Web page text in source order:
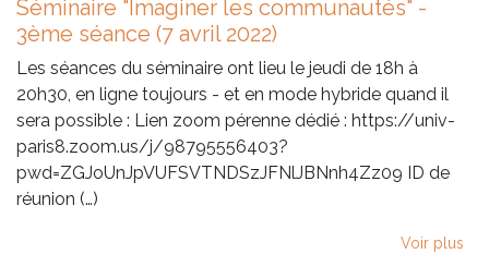
Séminaire "Imaginer les communautés" -
3ème séance (7 avril 2022)
Les séances du séminaire ont lieu le jeudi de 18h à
20h30, en ligne toujours - et en mode hybride quand il
sera possible : Lien zoom pérenne dédié : https://univ-
paris8.zoom.us/j/98795556403?
pwd=ZGJoUnJpVUFSVTNDSzJFNlJBNnh4Zz09 ID de
réunion (…)
Voir plus